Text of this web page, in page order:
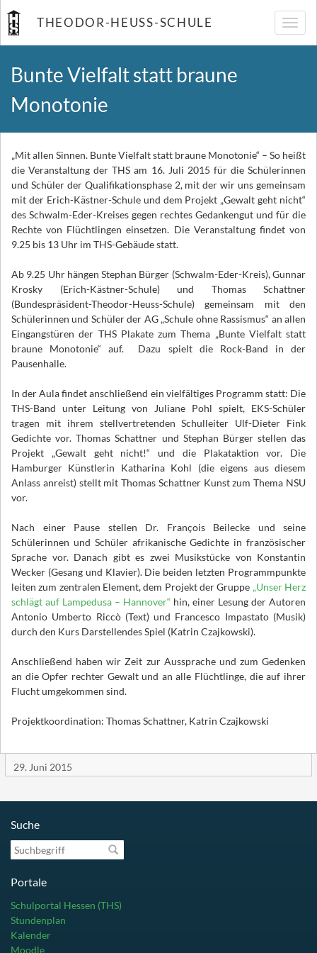
THEODOR-HEUSS-SCHULE
Bunte Vielfalt statt braune
Monotonie
„Mit allen Sinnen. Bunte Vielfalt statt braune Monotonie“ – So heißt
die Veranstaltung der THS am 16. Juli 2015 für die Schülerinnen
und Schüler der Qualifikationsphase 2, mit der wir uns gemeinsam
mit der Erich-Kästner-Schule und dem Projekt „Gewalt geht nicht“
des Schwalm-Eder-Kreises gegen rechtes Gedankengut und für die
Rechte von Flüchtlingen einsetzen. Die Veranstaltung findet von
9.25 bis 13 Uhr im THS-Gebäude statt.
Ab 9.25 Uhr hängen Stephan Bürger (Schwalm-Eder-Kreis), Gunnar
Krosky (Erich-Kästner-Schule) und Thomas Schattner
(Bundespräsident-Theodor-Heuss-Schule) gemeinsam mit den
Schülerinnen und Schüler der AG „Schule ohne Rassismus“ an allen
Eingangstüren der THS Plakate zum Thema „Bunte Vielfalt statt
braune Monotonie“ auf. Dazu spielt die Rock-Band in der
Pausenhalle.
In der Aula findet anschließend ein vielfältiges Programm statt: Die
THS-Band unter Leitung von Juliane Pohl spielt, EKS-Schüler
tragen mit ihrem stellvertretenden Schulleiter Ulf-Dieter Fink
Gedichte vor. Thomas Schattner und Stephan Bürger stellen das
Projekt „Gewalt geht nicht!“ und die Plakataktion vor. Die
Hamburger Künstlerin Katharina Kohl (die eigens aus diesem
Anlass anreist) stellt mit Thomas Schattner Kunst zum Thema NSU
vor.
Nach einer Pause stellen Dr. François Beilecke und seine
Schülerinnen und Schüler afrikanische Gedichte in französischer
Sprache vor. Danach gibt es zwei Musikstücke von Konstantin
Wecker (Gesang und Klavier). Die beiden letzten Programmpunkte
leiten zum zentralen Element, dem Projekt der Gruppe „Unser Herz
schlägt auf Lampedusa – Hannover“ hin, einer Lesung der Autoren
Antonio Umberto Riccò (Text) und Francesco Impastato (Musik)
durch den Kurs Darstellendes Spiel (Katrin Czajkowski).
Anschließend haben wir Zeit zur Aussprache und zum Gedenken
an die Opfer rechter Gewalt und an alle Flüchtlinge, die auf ihrer
Flucht umgekommen sind.
Projektkoordination: Thomas Schattner, Katrin Czajkowski
29. Juni 2015
Suche
Suchbegriff
Portale
Schulportal Hessen (THS)
Stundenplan
Kalender
Moodle